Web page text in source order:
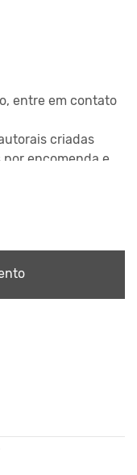
entre em contato
criadas
por encomenda e
prontas
Studio de
haver sobras que